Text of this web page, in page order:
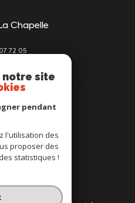
Chapelle
72 05
St Denis
Paris
sur
notre site
pendant
l'utilisation des
proposer des
statistiques !